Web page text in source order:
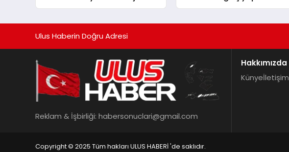
Isıtma Teknolojisinde ISO ve
Ulus Haberin Doğru Adresi
Reklam & İşbirliği: habersonuclari@gmail.com
Hakkımızda
Künyeİletişim
Copyright © 2025 Tüm hakları ULUS HABERİ 'de saklıdır.